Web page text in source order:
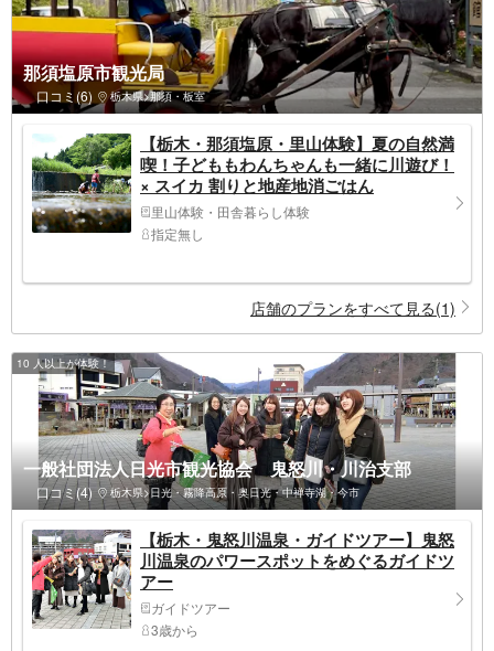
那須塩原市観光局
口コミ(6) 栃木県>那須・板室
【栃木・那須塩原・里山体験】夏の⾃然満
喫！⼦どももわんちゃんも⼀緒に川遊び！
× スイカ 割りと地産地消ごはん
里山体験・田舎暮らし体験
指定無し
店舗のプランをすべて見る(1)
10 人以上が体験！
一般社団法人日光市観光協会 鬼怒川・川治支部
口コミ(4) 栃木県>日光・霧降高原・奥日光・中禅寺湖・今市
【栃木・鬼怒川温泉・ガイドツアー】鬼怒
川温泉のパワースポットをめぐるガイドツ
アー
ガイドツアー
3歳から